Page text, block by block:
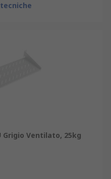
Grigio Ventilato, 25kg